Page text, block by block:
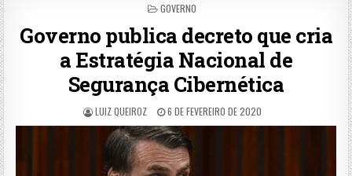
POSTED
GOVERNO
Governo publica decreto que cria
a Estratégia Nacional de
Segurança Cibernética
LUIZ QUEIROZ 6 DE FEVEREIRO DE 2020